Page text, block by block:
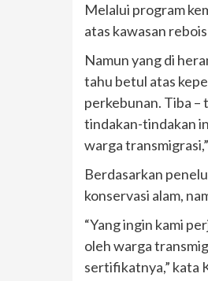
Melalui program
atas kawasan
Namun yang di
tahu betul atas
perkebunan. Tiba –
tindakan-tindakan
warga
Berdasarkan
konservasi alam,
“Yang ingin kami
oleh warga
sertifikatnya,” kata